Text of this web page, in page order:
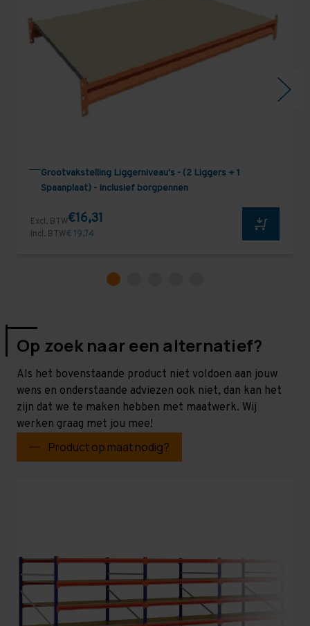
Grootvakstelling Liggerniveau's - (2 Liggers + 1
Spaanplaat) - Inclusief borgpennen
Excl. BTW€16,31
Incl. BTW€ 19,74
Op zoek naar een alternatief?
Als het bovenstaande product niet voldoen aan jouw
wens en onderstaande adviezen ook niet, dan kan het
zijn dat we te maken hebben met maatwerk. Wij
werken graag met jou mee!
Product op maat nodig?